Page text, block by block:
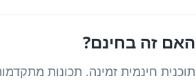
האם זה בחינם?
תוכנית חינמית זמינה. תכונות